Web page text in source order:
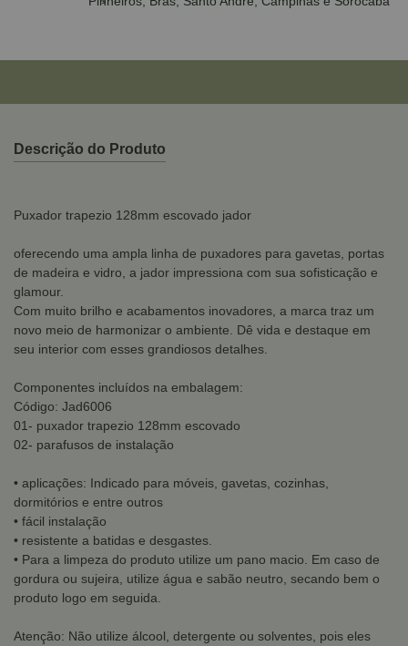
ZEN
Descrição do Produto
Puxador trapezio 128mm escovado jador
oferecendo uma ampla linha de puxadores para gavetas, portas
de madeira e vidro, a jador impressiona com sua sofisticação e
glamour.
Com muito brilho e acabamentos inovadores, a marca traz um
novo meio de harmonizar o ambiente. Dê vida e destaque em
seu interior com esses grandiosos detalhes.
Componentes incluídos na embalagem:
Código: Jad6006
01- puxador trapezio 128mm escovado
02- parafusos de instalação
• aplicações: Indicado para móveis, gavetas, cozinhas,
dormitórios e entre outros
• fácil instalação
• resistente a batidas e desgastes.
• Para a limpeza do produto utilize um pano macio. Em caso de
gordura ou sujeira, utilize água e sabão neutro, secando bem o
produto logo em seguida.
Atenção: Não utilize álcool, detergente ou solventes, pois eles